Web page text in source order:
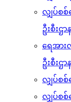
လျှပ်စ
ဦးစီးဌာ
ရေအာ
ဦးစီးဌာ
လျှပ်စစ်
လျှပ်စစ်